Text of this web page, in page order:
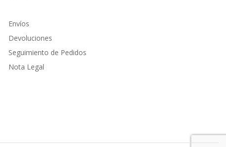
Envíos
Devoluciones
Seguimiento de Pedidos
Nota Legal